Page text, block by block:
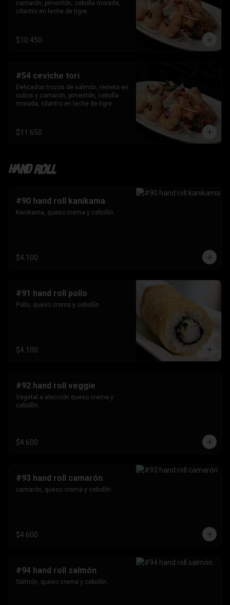
camarón, pimentón, cebolla morada,
cilantro en leche de tigre.
$10.450
#54 ceviche tori
Delicados trozos de salmón, reineta en
cubos y camarón, pimentón, cebolla
morada, cilantro en leche de tigre.
$11.650
Hand roll
#90 hand roll kanikama
Kanikama, queso crema y cebollín.
$4.100
#91 hand roll pollo
Pollo, queso crema y cebollín.
$4.100
#92 hand roll veggie
Vegetal a elección queso crema y
cebollín.
$4.600
#93 hand roll camarón
camarón, queso crema y cebollín.
$4.600
#94 hand roll salmón
Salmón, queso crema y cebollín.